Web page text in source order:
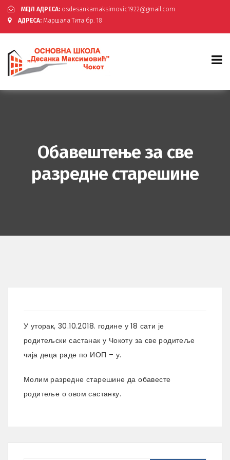
МЕЈЛ АДРЕСА: osdesankamaksimovic1922@gmail.com
АДРЕСА: Маршала Тита бр. 18
Обавештење за све
разредне старешине
У уторак, 30.10.2018. године у 18 сати је
родитељски састанак у Чокоту за све родитеље
чија деца раде по ИОП – у.
Молим разредне старешине да обавесте
родитеље о овом састанку.